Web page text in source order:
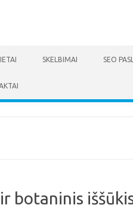
SKELBIMAI SEO
botaninis